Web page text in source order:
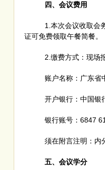
四、会议费用
1.本次会议收取会
证可免费领取午餐简餐。
2.缴费方式：现场
账户名称：广东省
开户银行：中国银
银行账号： 6847
须在附言注明：内
五、会议学分